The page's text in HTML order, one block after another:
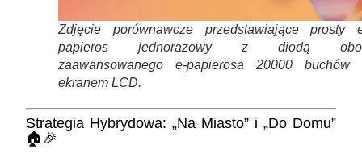
Zdjęcie porównawcze przedstawiające prosty
papieros jednorazowy z diodą
zaawansowanego e-papierosa 20000 buchów
ekranem LCD.
Strategia Hybrydowa: „Na Miasto” i „Do Domu”
🏠🎉